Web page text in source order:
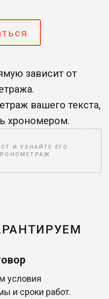
зависит от
вашего текста,
хрономером.
И УЗНАЙТЕ ЕГО
условия
и сроки работ.